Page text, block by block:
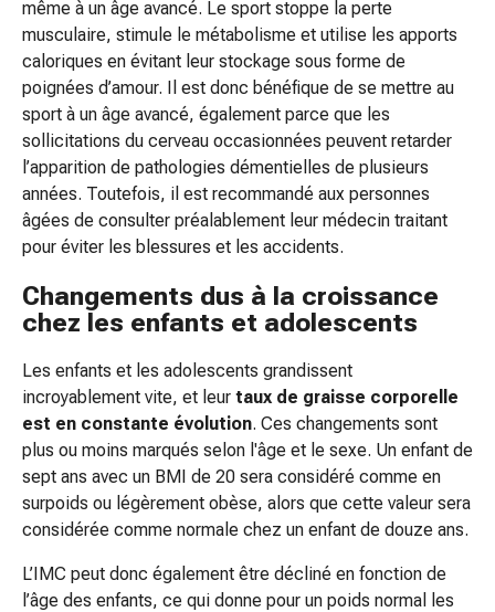
Traitement
par
les
fleurs
de
Bach
Gemmothérapie
Homéopathie
Phytothérapie
Sels
Schüssler
Produits
spagyriques
Médicaments
anthroposophiques
Reins,
prostate
urinaires
Prostate
même à un âge avancé. Le sport stoppe la perte
musculaire, stimule le métabolisme et utilise les apports
caloriques en évitant leur stockage sous forme de
poignées d’amour. Il est donc bénéfique de se mettre au
sport à un âge avancé, également parce que les
sollicitations du cerveau occasionnées peuvent retarder
l’apparition de pathologies démentielles de plusieurs
années. Toutefois, il est recommandé aux personnes
âgées de consulter préalablement leur médecin traitant
pour éviter les blessures et les accidents.
Changements dus à la croissance
chez les enfants et adolescents
Les enfants et les adolescents grandissent
incroyablement vite, et leur taux de graisse corporelle
est en constante évolution. Ces changements sont
plus ou moins marqués selon l'âge et le sexe. Un enfant de
sept ans avec un BMI de 20 sera considéré comme en
surpoids ou légèrement obèse, alors que cette valeur sera
considérée comme normale chez un enfant de douze ans.
L’IMC peut donc également être décliné en fonction de
l’âge des enfants, ce qui donne pour un poids normal les